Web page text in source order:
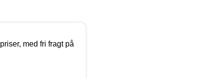
med fri fragt på